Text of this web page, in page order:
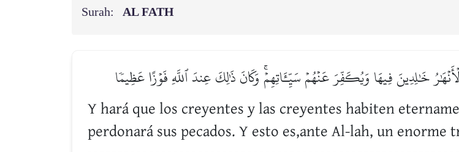
Surah: AL FATH
خَٰلِدِينَ فِيهَا وَيُكَفِّرَ عَنۡهُمۡ سَيِّـَٔاتِهِمۡۚ وَكَانَ ذَٰلِكَ عِندَ ٱللَّهِ فَوۡزًا عَظِيمٗا
Y hará que los creyentes y las creyentes habiten
perdonará sus pecados. Y esto es,ante Al-lah, un enorme